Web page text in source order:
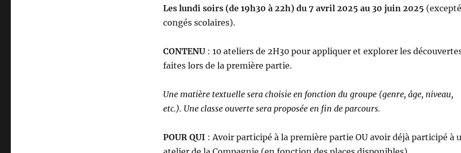
Les lundi soirs (de 19h30 à 22h) du 7 avril 2025 au 30 juin 2025 (excepté
congés scolaires).
CONTENU: 10 ateliers de 2H30 pour appliquer et explorer les
faites lors de la première partie.
Une matière textuelle sera choisie en fonction du groupe (genre, âge, niveau,
etc.). Une classe ouverte sera proposée en fin de parcours.
POUR QUI : Avoir participé à la première partie OU avoir déjà participé à